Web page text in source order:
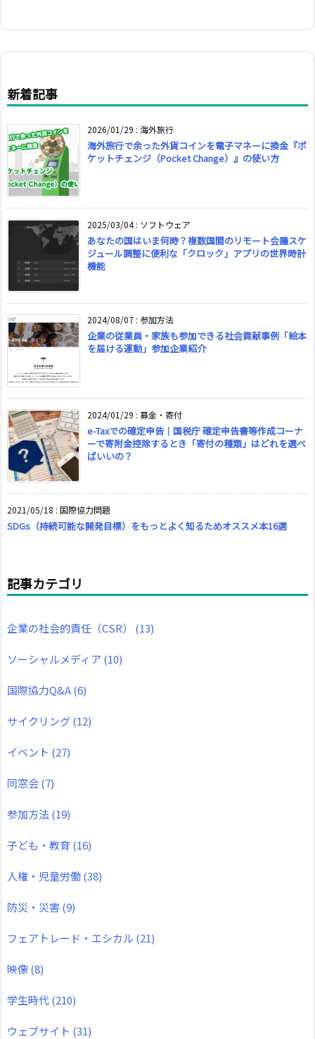
新着記事
2026/01/29 : 海外旅行
海外旅行で余った外貨コインを電子マネーに換金『ポ
ケットチェンジ（Pocket Change）』の使い方
2025/03/04: ソフトウェア
あなたの国はいま何時？複数国間のリモート会議スケ
ジュール調整に便利な「クロック」アプリの世界時計
機能
2024/08/07 : 参加方法
企業の従業員・家族も参加できる社会貢献事例「絵本
を届ける運動」参加企業紹介
2024/01/29 : 募金・寄付
e-Taxでの確定申告｜国税庁 確定申告書等作成コーナ
ーで寄附金控除するとき「寄付の種類」はどれを選べ
ばいいの？
2021/05/18 : 国際協力問題
SDGs（持続可能な開発目標）をもっとよく知るためオススメ本16選
記事カテゴリ
企業の社会的責任（CSR） (13)
ソーシャルメディア (10)
国際協力Q&A(6)
サイクリング(12)
イベント (27)
同窓会(7)
参加方法(19)
子ども・教育 (16)
人権・児童労働(38)
防災・災害(9)
フェアトレード・エシカル (21)
映像(8)
学生時代(210)
ウェブサイト (31)